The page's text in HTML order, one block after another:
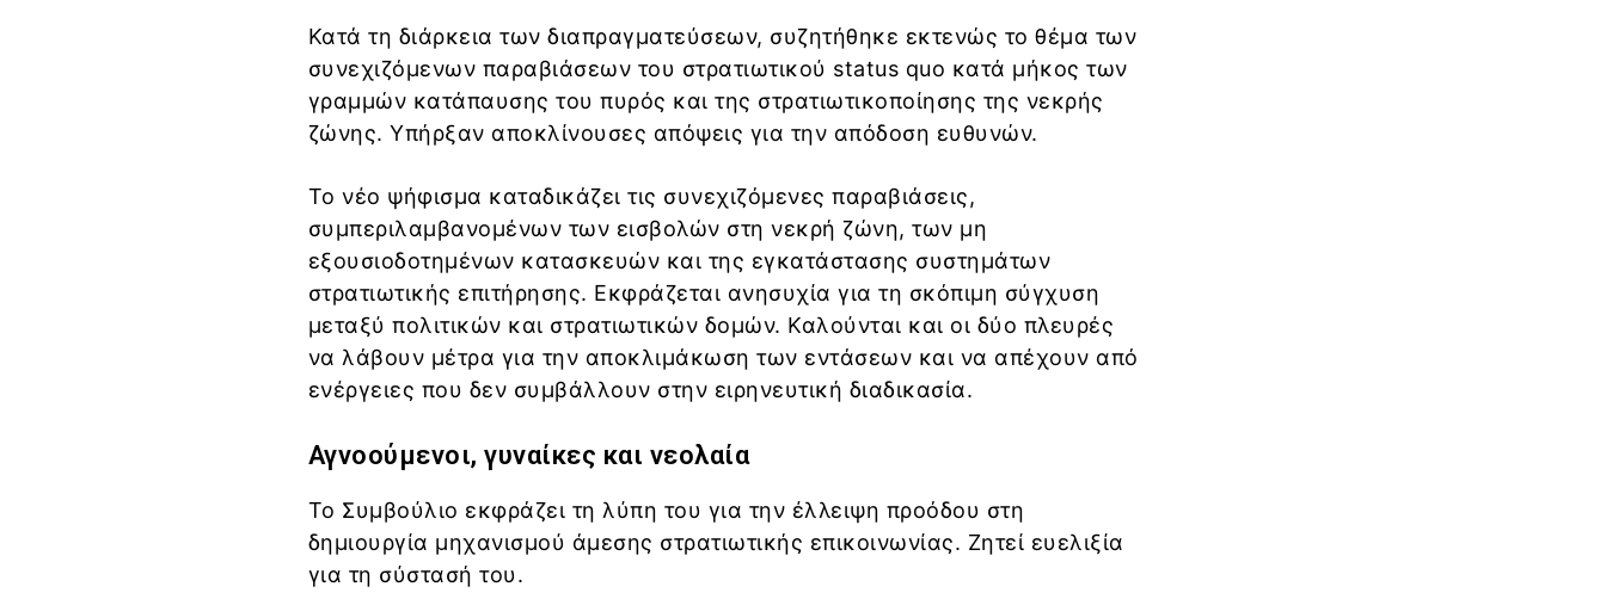
Κατά τη διάρκεια των διαπραγματεύσεων, συζητήθηκε εκτενώς το θέμα των
συνεχιζόμενων παραβιάσεων του στρατιωτικού status quo κατά μήκος των
γραμμών κατάπαυσης του πυρός και της στρατιωτικοποίησης της νεκρής
ζώνης. Υπήρξαν αποκλίνουσες απόψεις για την απόδοση ευθυνών.
Το νέο ψήφισμα καταδικάζει τις συνεχιζόμενες παραβιάσεις,
συμπεριλαμβανομένων των εισβολών στη νεκρή ζώνη, των μη
εξουσιοδοτημένων κατασκευών και της εγκατάστασης συστημάτων
στρατιωτικής επιτήρησης. Εκφράζεται ανησυχία για τη σκόπιμη σύγχυση
μεταξύ πολιτικών και στρατιωτικών δομών. Καλούνται και οι δύο πλευρές
να λάβουν μέτρα για την αποκλιμάκωση των εντάσεων και να απέχουν από
ενέργειες που δεν συμβάλλουν στην ειρηνευτική διαδικασία.
Αγνοούμενοι, γυναίκες και νεολαία
Το Συμβούλιο εκφράζει τη λύπη του για την έλλειψη προόδου στη
δημιουργία μηχανισμού άμεσης στρατιωτικής επικοινωνίας. Ζητεί ευελιξία
για τη σύστασή του.